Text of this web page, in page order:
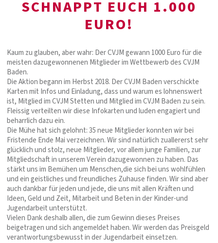
SCHNAPPT EUCH 1.000
EURO!
Kaum zu glauben, aber wahr: Der CVJM gewann 1000 Euro für die
meisten dazugewonnenen Mitglieder im Wettbewerb des CVJM
Baden.
Die Aktion begann im Herbst 2018. Der CVJM Baden verschickte
Karten mit Infos und Einladung, dass und warum es lohnenswert
ist, Mitglied im CVJM Stetten und Mitglied im CVJM Baden zu sein.
Fleissig verteilten wir diese Infokarten und luden engagiert und
beharrlich dazu ein.
Die Mühe hat sich gelohnt: 35 neue Mitglieder konnten wir bei
Fristende Ende Mai verzeichnen. Wir sind natürlich zuallererst sehr
glücklich und stolz, neue Mitglieder, vor allem junge Familien, zur
Mitgliedschaft in unserem Verein dazugewonnen zu haben. Das
stärkt uns im Bemühen um Menschen,die sich bei uns wohlfühlen
und ein geistliches und freundliches Zuhause finden. Wir sind aber
auch dankbar für jeden und jede, die uns mit allen Kräften und
Ideen, Geld und Zeit, Mitarbeit und Beten in der Kinder-und
Jugendarbeit unterstützt.
Vielen Dank deshalb allen, die zum Gewinn dieses Preises
beigetragen und sich angemeldet haben. Wir werden das Preisgeld
verantwortungsbewusst in der Jugendarbeit einsetzen.